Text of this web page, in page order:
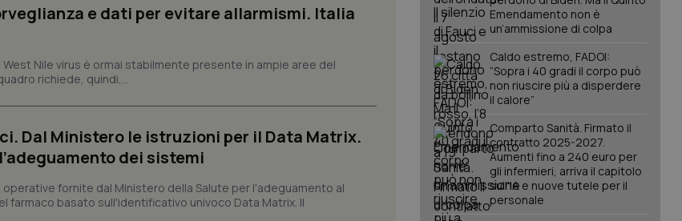
e dati per evitare allarmismi. Italia
Nile virus è ormai stabilmente presente in ampie aree del
richiede, quindi,...
Dal Ministero le istruzioni per il Data Matrix.
dei sistemi
fornite dal Ministero della Salute per l'adeguamento al
farmaco basato sull'identificativo univoco Data Matrix. Il
Emendamento non è
un’ammissione di colpa
Caldo estremo, FADOI:
“Sopra i 40 gradi il corpo può
non riuscire più a disperdere
il calore”
Comparto Sanità. Firmato il
contratto 2025-2027.
Aumenti fino a 240 euro per
gli infermieri, arriva il capitolo
sull'IA e nuove tutele per il
personale
Necessari Statistici
Descrizione
.youtube.com
settimane
scelte di consenso e privacy dell'utente per la loro
interazione con il sito. Registra i dati sul consenso
del visitatore riguardo a varie politiche e